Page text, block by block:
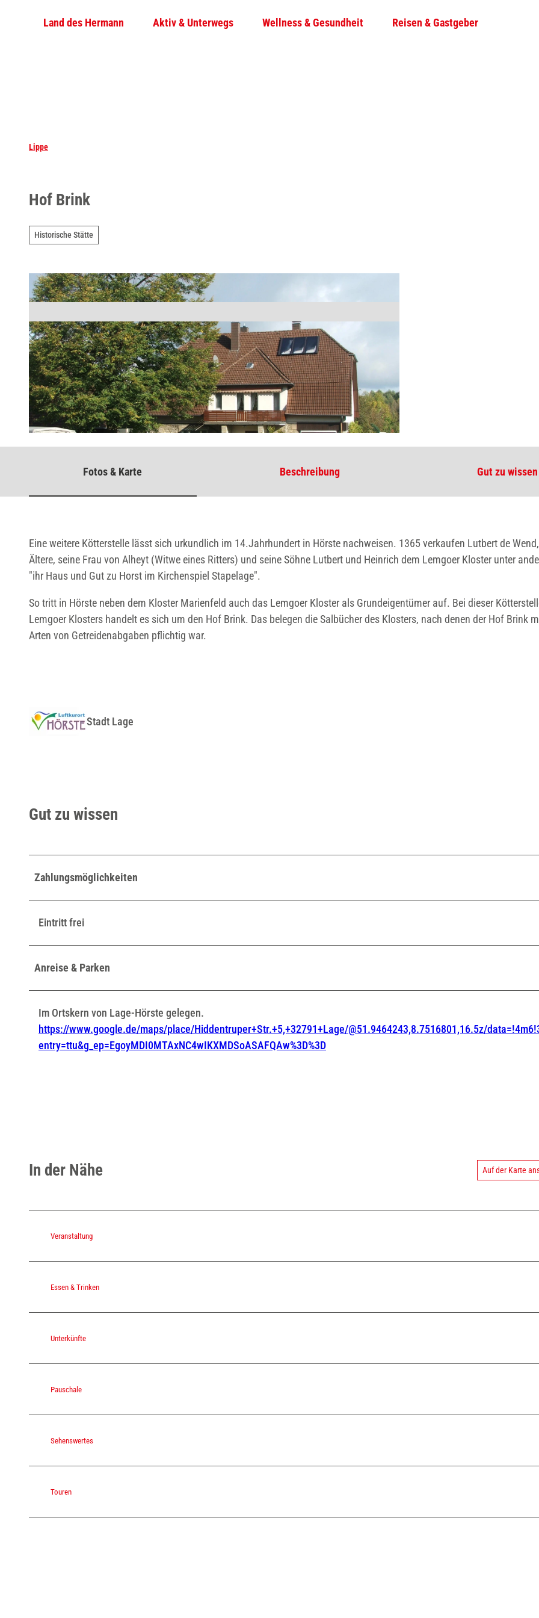
Land des Hermann Aktiv & Unterwegs Wellness & Gesundheit Reisen & Gastgeber
Lippe
Hof Brink
Historische Stätte
Fotos & Karte Beschreibung Gut zu wissen
Eine weitere Kötterstelle lässt sich urkundlich im 14.Jahrhundert in Hörste nachweisen. 1365 verkaufen Lutbert de
Ältere, seine Frau von Alheyt (Witwe eines Ritters) und seine Söhne Lutbert und Heinrich dem Lemgoer Kloster unter
"ihr Haus und Gut zu Horst im Kirchenspiel Stapelage".
So tritt in Hörste neben dem Kloster Marienfeld auch das Lemgoer Kloster als Grundeigentümer auf. Bei dieser
Lemgoer Klosters handelt es sich um den Hof Brink. Das belegen die Salbücher des Klosters, nach denen der Hof Brink
Arten von Getreidenabgaben pflichtig war.
Stadt Lage
Gut zu wissen
Zahlungsmöglichkeiten
Eintritt frei
Anreise & Parken
Im Ortskern von Lage-Hörste gelegen.
https://www.google.de/maps/place/Hiddentruper+Str.+5,+32791+Lage/@51.9464243,8.7516801,16.5z/
entry=ttu&g_ep=EgoyMDI0MTAxNC4wIKXMDSoASAFQAw%3D%3D
In der Nähe Auf der Karte
Veranstaltung
Essen & Trinken
Unterkünfte
Pauschale
Sehenswertes
Touren